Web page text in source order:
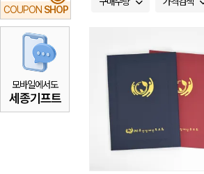
COUPON SHOP
모바일에서도
세종기프트